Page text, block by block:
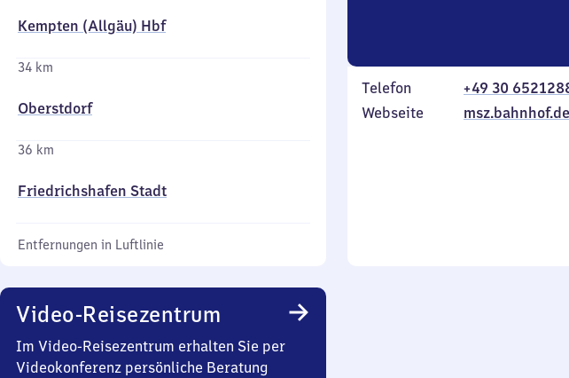
Kempten (Allgäu) Hbf
34 km
Oberstdorf
36 km
Friedrichshafen Stadt
Entfernungen in Luftlinie
Telefon
+49 30
Webseite
msz.bahnhof.de
Video-Reisezentrum
Im Video-Reisezentrum erhalten Sie per
Videokonferenz persönliche Beratung